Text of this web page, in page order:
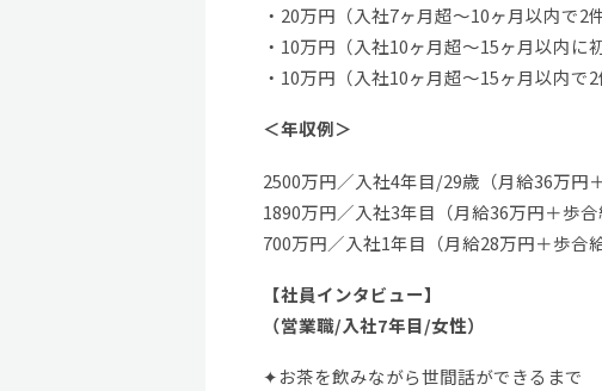
・20万円（入社7ヶ月超～10ヶ月以内で2
・10万円（入社10ヶ月超～15ヶ月以内に初
・10万円（入社10ヶ月超～15ヶ月以内で2
＜年収例＞
2500万円／入社4年目/29歳（月給36万円
1890万円／入社3年目（月給36万円＋歩合
700万円／入社1年目（月給28万円＋歩合給
【社員インタビュー】
（営業職/入社7年目/女性）
✦お茶を飲みながら世間話ができるまで